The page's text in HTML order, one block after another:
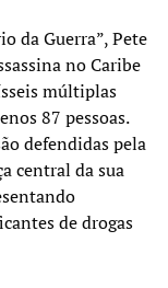
da Guerra”, Pete
no Caribe
múltiplas
87 pessoas.
defendidas pela
central da sua
de drogas